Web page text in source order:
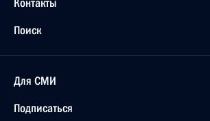
Контакты
Поиск
Для СМИ
Подписаться